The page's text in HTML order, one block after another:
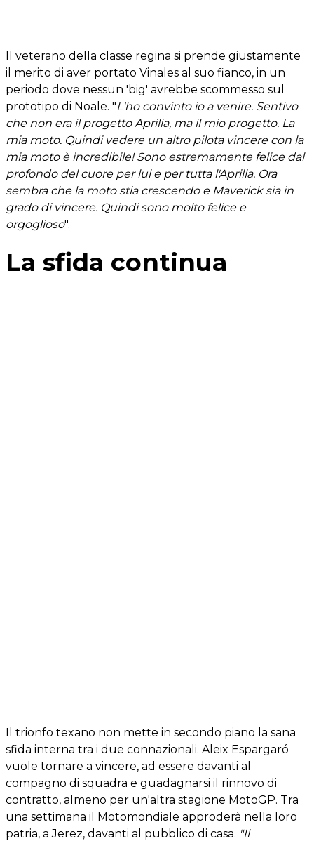
Il veterano della classe regina si prende giustamente
il merito di aver portato Vinales al suo fianco, in un
periodo dove nessun 'big' avrebbe scommesso sul
prototipo di Noale. "L'ho convinto io a venire. Sentivo
che non era il progetto Aprilia, ma il mio progetto. La
mia moto. Quindi vedere un altro pilota vincere con la
mia moto è incredibile! Sono estremamente felice dal
profondo del cuore per lui e per tutta l'Aprilia. Ora
sembra che la moto stia crescendo e Maverick sia in
grado di vincere. Quindi sono molto felice e
orgoglioso".
La sfida continua
Il trionfo texano non mette in secondo piano la sana
sfida interna tra i due connazionali. Aleix Espargaró
vuole tornare a vincere, ad essere davanti al
compagno di squadra e guadagnarsi il rinnovo di
contratto, almeno per un'altra stagione MotoGP. Tra
una settimana il Motomondiale approderà nella loro
patria, a Jerez, davanti al pubblico di casa. "Il